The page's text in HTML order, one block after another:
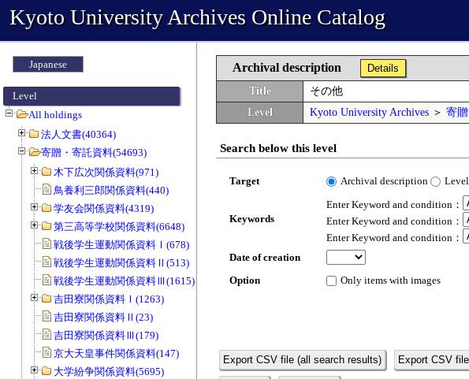
Kyoto University Archives Online Catalog
Japanese
Level
All holdings
法人文書(40364)
寄贈・寄託資料(54693)
木下広次関係資料(971)
鳥養利三郎関係資料(440)
学友会関係資料(4319)
第三高等学校関係資料(6648)
戦後学生運動関係資料Ⅰ(678)
戦後学生運動関係資料Ⅱ(513)
戦後学生運動関係資料Ⅲ(1615)
吉田寮関係資料Ⅰ(1263)
吉田寮関係資料Ⅱ(23)
吉田寮関係資料Ⅲ(179)
京大天皇事件関係資料(147)
大学紛争関係資料(5695)
Archival description
Details
Title
その他
Level
Kyoto University Archives ＞ 寄
Search below this level
Target Archival description
Keywords
Enter Keyword and condition：
Enter Keyword and condition：
Enter Keyword and condition：
Date of creation
Option
Only items with images
Export CSV file (all search results) Export CSV